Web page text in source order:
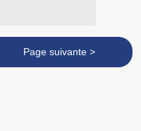
Page suivante >